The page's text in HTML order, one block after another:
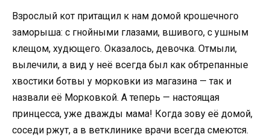
Взрослый кот притащил к нам домой крошечного
заморыша: с гнойными глазами, вшивого, с ушным
клещом, худющего. Оказалось, девочка. Отмыли,
вылечили, а вид у неё всегда был как обтрепанные
хвостики ботвы у морковки из магазина — так и
назвали её Морковкой. А теперь — настоящая
принцесса, уже дважды мама! Когда зову её домой,
соседи ржут, а в ветклинике врачи всегда смеются.